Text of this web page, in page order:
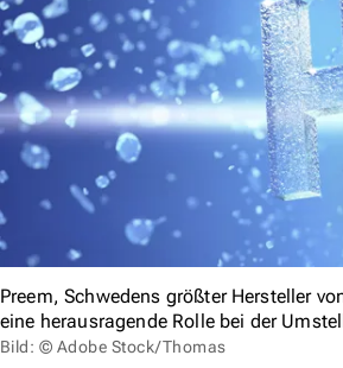
Preem, Schwedens größter Hersteller
eine herausragende Rolle bei der
Bild: © Adobe Stock/Thomas